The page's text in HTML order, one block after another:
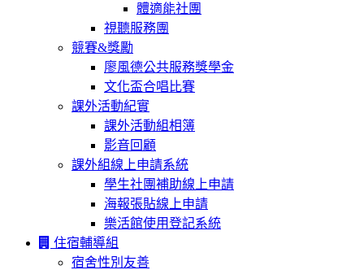
體適能社團
視聽服務團
競賽&獎勵
廖風德公共服務獎學金
文化盃合唱比賽
課外活動紀實
課外活動組相簿
影音回顧
課外組線上申請系統
學生社團補助線上申請
海報張貼線上申請
樂活館使用登記系統
住宿輔導組
宿舍性別友善